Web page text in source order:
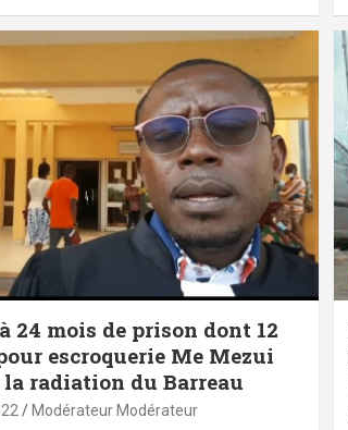
24 mois de prison dont 12
escroquerie Me Mezui
radiation du Barreau
Modérateur Modérateur